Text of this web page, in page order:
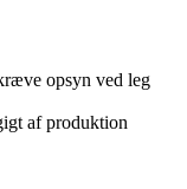
opsyn ved leg
af produktion